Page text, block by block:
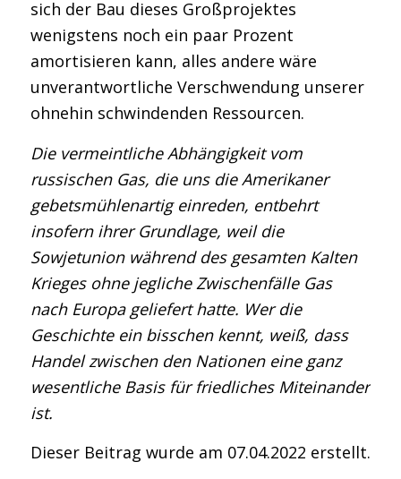
sich der Bau dieses Großprojektes
wenigstens noch ein paar Prozent
amortisieren kann, alles andere wäre
unverantwortliche Verschwendung unserer
ohnehin schwindenden Ressourcen.
Die vermeintliche Abhängigkeit vom
russischen Gas, die uns die Amerikaner
gebetsmühlenartig einreden, entbehrt
insofern ihrer Grundlage, weil die
Sowjetunion während des gesamten Kalten
Krieges ohne jegliche Zwischenfälle Gas
nach Europa geliefert hatte. Wer die
Geschichte ein bisschen kennt, weiß, dass
Handel zwischen den Nationen eine ganz
wesentliche Basis für friedliches Miteinander
ist.
Dieser Beitrag wurde am 07.04.2022 erstellt.